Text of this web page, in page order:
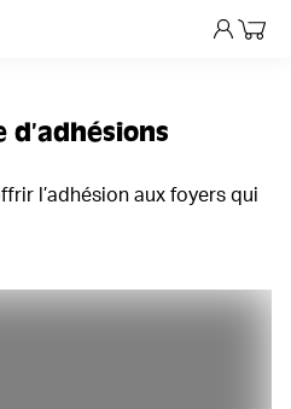
Mon
l’adhésion aux foyers qui